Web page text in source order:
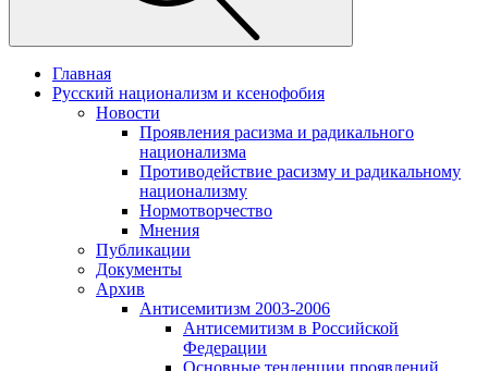
Главная
Русский национализм и ксенофобия
Новости
Проявления расизма и радикального
национализма
Противодействие расизму и радикальному
национализму
Нормотворчество
Мнения
Публикации
Документы
Архив
Антисемитизм 2003-2006
Антисемитизм в Российской
Федерации
Основные тенденции проявлений